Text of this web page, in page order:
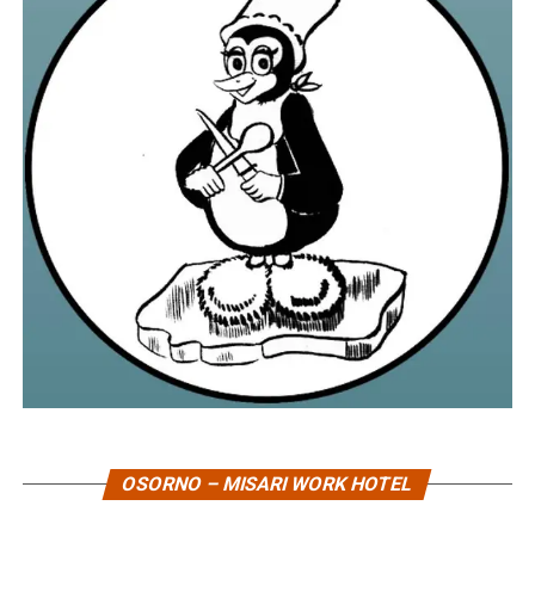
OSORNO – MISARI WORK HOTEL